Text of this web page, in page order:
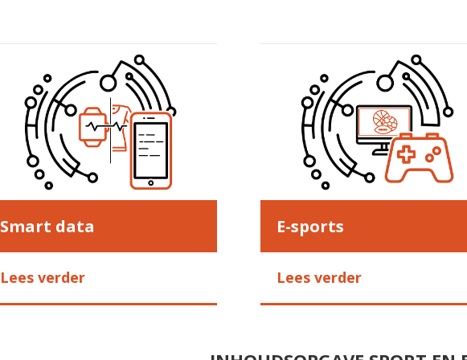
Smart data
Lees verder
E-sports
Lees verder